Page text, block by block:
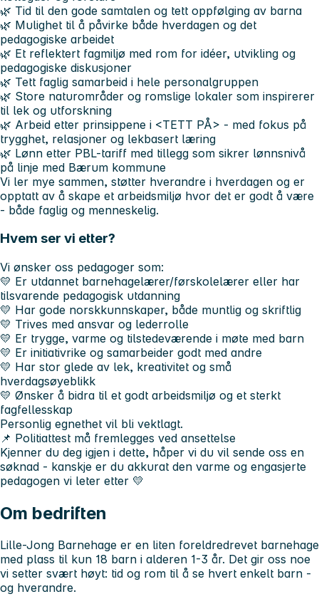
🌿 Tid til den gode samtalen og tett oppfølging av barna
🌿 Mulighet til å påvirke både hverdagen og det
pedagogiske arbeidet
🌿 Et reflektert fagmiljø med rom for idéer, utvikling og
pedagogiske diskusjoner
🌿 Tett faglig samarbeid i hele personalgruppen
🌿 Store naturområder og romslige lokaler som inspirerer
til lek og utforskning
🌿 Arbeid etter prinsippene i <TETT PÅ> - med fokus på
trygghet, relasjoner og lekbasert læring
🌿 Lønn etter PBL-tariff med tillegg som sikrer lønnsnivå
på linje med Bærum kommune
Vi ler mye sammen, støtter hverandre i hverdagen og er
opptatt av å skape et arbeidsmiljø hvor det er godt å være
- både faglig og menneskelig.
Hvem ser vi etter?
Vi ønsker oss pedagoger som:
💛 Er utdannet barnehagelærer/førskolelærer eller har
tilsvarende pedagogisk utdanning
💛 Har gode norskkunnskaper, både muntlig og skriftlig
💛 Trives med ansvar og lederrolle
💛 Er trygge, varme og tilstedeværende i møte med barn
💛 Er initiativrike og samarbeider godt med andre
💛 Har stor glede av lek, kreativitet og små
hverdagsøyeblikk
💛 Ønsker å bidra til et godt arbeidsmiljø og et sterkt
fagfellesskap
Personlig egnethet vil bli vektlagt.
📌 Politiattest må fremlegges ved ansettelse
Kjenner du deg igjen i dette, håper vi du vil sende oss en
søknad - kanskje er du akkurat den varme og engasjerte
pedagogen vi leter etter 💛
Om bedriften
Lille-Jong Barnehage er en liten foreldredrevet barnehage
med plass til kun 18 barn i alderen 1-3 år. Det gir oss noe
vi setter svært høyt: tid og rom til å se hvert enkelt barn -
og hverandre.